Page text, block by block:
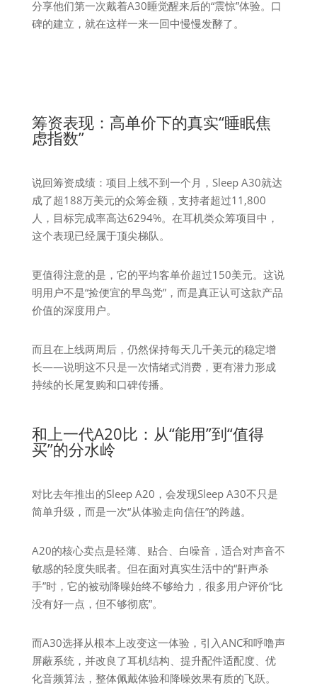
分享他们第一次戴着A30睡觉醒来后的“震惊”体验。口
碑的建立，就在这样一来一回中慢慢发酵了。
筹资表现：高单价下的真实“睡眠焦
虑指数”
说回筹资成绩：项目上线不到一个月，Sleep A30就达
成了超188万美元的众筹金额，支持者超过11,800
人，目标完成率高达6294%。在耳机类众筹项目中，
这个表现已经属于顶尖梯队。
更值得注意的是，它的平均客单价超过150美元。这说
明用户不是“捡便宜的早鸟党”，而是真正认可这款产品
价值的深度用户。
而且在上线两周后，仍然保持每天几千美元的稳定增
长——说明这不只是一次情绪式消费，更有潜力形成
持续的长尾复购和口碑传播。
和上一代A20比：从“能用”到“值得
买”的分水岭
对比去年推出的Sleep A20，会发现Sleep A30不只是
简单升级，而是一次“从体验走向信任”的跨越。
A20的核心卖点是轻薄、贴合、白噪音，适合对声音不
敏感的轻度失眠者。但在面对真实生活中的“鼾声杀
手”时，它的被动降噪始终不够给力，很多用户评价“比
没有好一点，但不够彻底”。
而A30选择从根本上改变这一体验，引入ANC和呼噜声
屏蔽系统，并改良了耳机结构、提升配件适配度、优
化音频算法，整体佩戴体验和降噪效果有质的飞跃。